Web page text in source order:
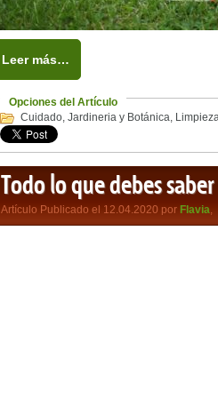
Leer más…
Opciones del Artículo
Cuidado, Jardineria y Botánica,
Todo lo que debes
Artículo Publicado el 12.04.2020 por Flavia,